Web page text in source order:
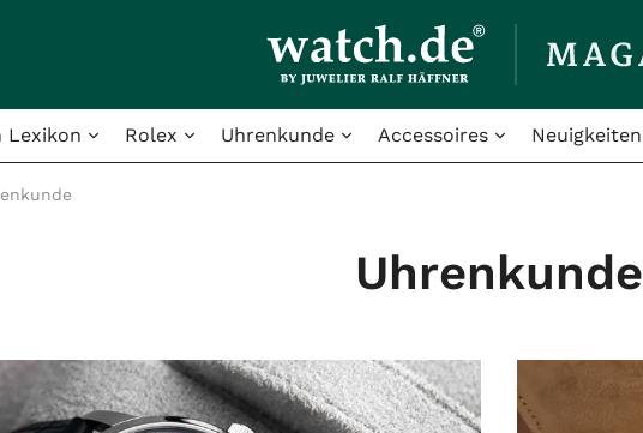
Lexikon Rolex Uhrenkunde Accessoires Neuigkeiten
Uhrenkunde